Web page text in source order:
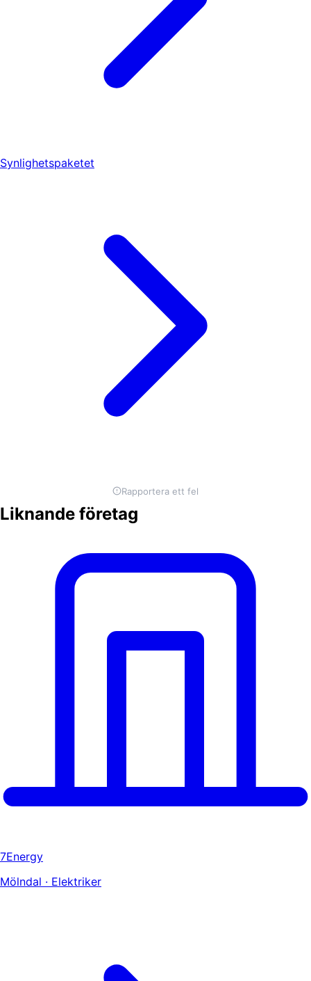
Synlighetspaketet
Rapportera ett fel
Liknande företag
7Energy
Mölndal · Elektriker